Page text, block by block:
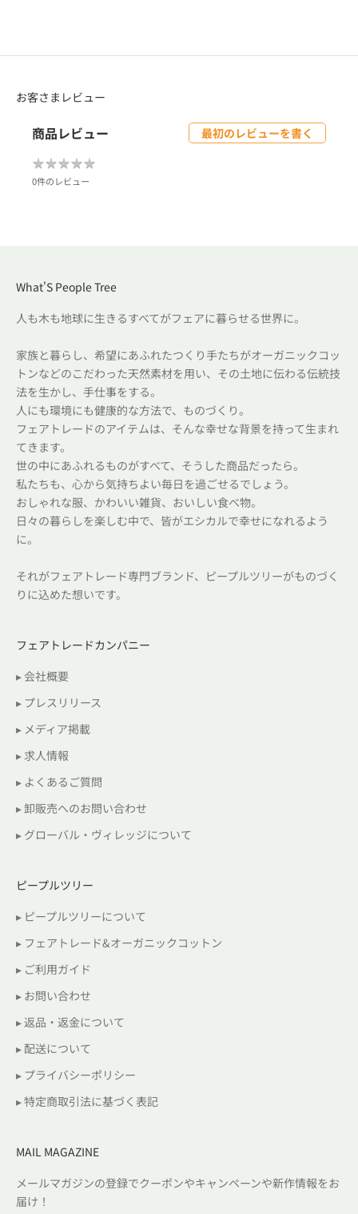
お客さまレビュー
商品レビュー 最初のレビューを書く
★★★★★
★★★★★
0件のレビュー
What'S People Tree
人も木も地球に生きるすべてがフェアに暮らせる世界に。
家族と暮らし、希望にあふれたつくり手たちがオーガニックコッ
トンなどのこだわった天然素材を用い、その土地に伝わる伝統技
法を生かし、手仕事をする。
人にも環境にも健康的な方法で、ものづくり。
フェアトレードのアイテムは、そんな幸せな背景を持って生まれ
てきます。
世の中にあふれるものがすべて、そうした商品だったら。
私たちも、心から気持ちよい毎日を過ごせるでしょう。
おしゃれな服、かわいい雑貨、おいしい食べ物。
日々の暮らしを楽しむ中で、皆がエシカルで幸せになれるよう
に。
それがフェアトレード専門ブランド、ピープルツリーがものづく
りに込めた想いです。
フェアトレードカンパニー
▸ 会社概要
▸ プレスリリース
▸ メディア掲載
▸ 求人情報
▸ よくあるご質問
▸ 卸販売へのお問い合わせ
▸ グローバル・ヴィレッジについて
ピープルツリー
▸ ピープルツリーについて
▸ フェアトレード&オーガニックコットン
▸ ご利用ガイド
▸ お問い合わせ
▸ 返品・返金について
▸ 配送について
▸ プライバシーポリシー
▸ 特定商取引法に基づく表記
MAIL MAGAZINE
メールマガジンの登録でクーポンやキャンペーンや新作情報をお
届け！